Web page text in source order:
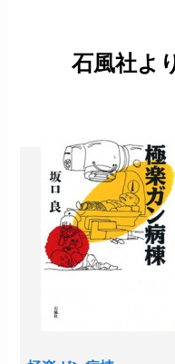
石風社よ